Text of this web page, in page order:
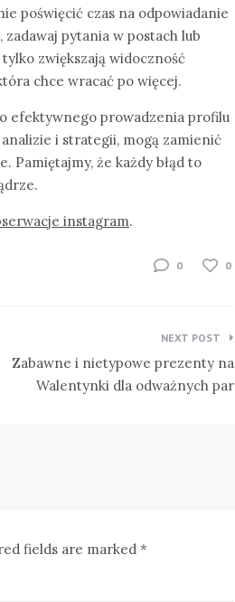
poświęcić czas na odpowiadanie
zadawaj pytania w postach lub
zwiększają widoczność
chce wracać po więcej.
efektywnego prowadzenia profilu
i strategii, mogą zamienić
Pamiętajmy, że każdy błąd to
instagram.
0 0
NEXT POST
Zabawne i nietypowe prezenty na
Walentynki dla odważnych par
fields are marked *